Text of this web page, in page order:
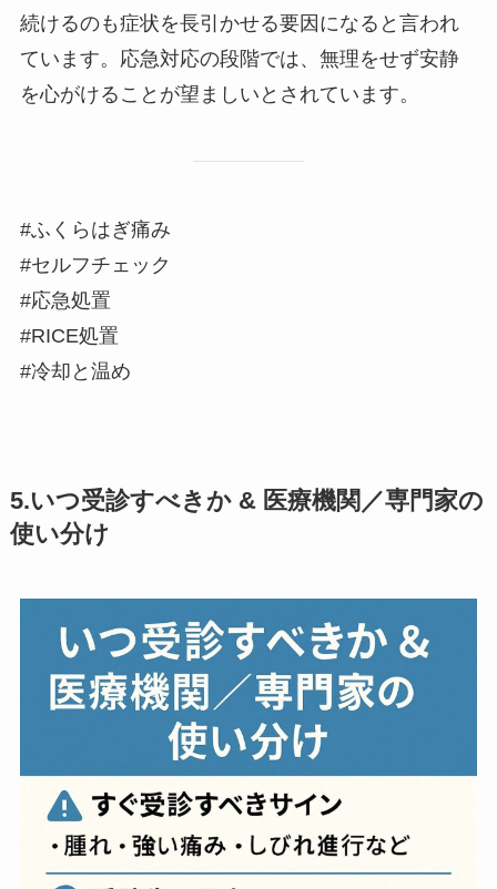
続けるのも症状を長引かせる要因になると言われ
ています。応急対応の段階では、無理をせず安静
を心がけることが望ましいとされています。
#ふくらはぎ痛み
#セルフチェック
#応急処置
#RICE処置
#冷却と温め
5.いつ受診すべきか & 医療機関／専門家の
使い分け